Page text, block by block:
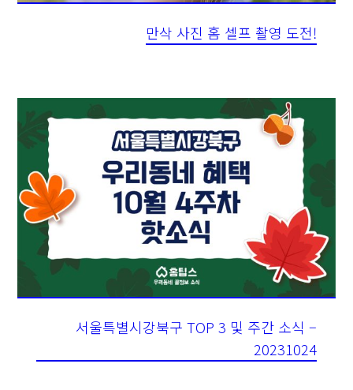
만삭 사진 홈 셀프 촬영 도전!
서울특별시강북구 TOP 3 및 주간 소식 –
20231024